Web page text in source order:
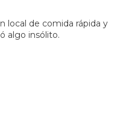
local de comida rápida y
algo insólito.